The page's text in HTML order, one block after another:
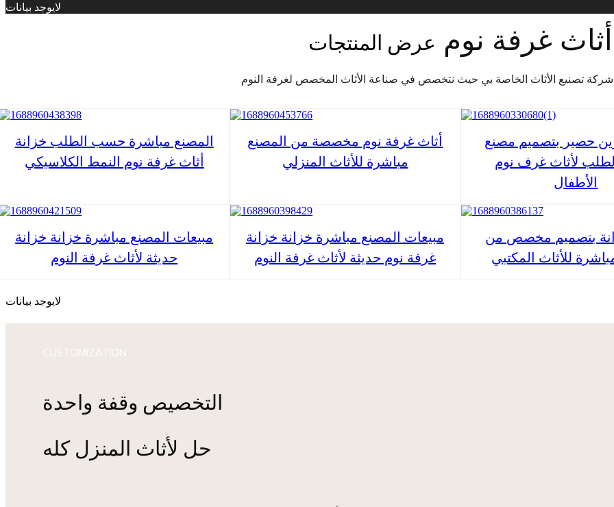
لايوجد بيانات
أثاث غرفة نوم عرض المنتجات
المصنع مباشرة حسب الطلب خزانة
أثاث غرفة نوم النمط الكلاسيكي
أثاث غرفة نوم مخصصة من المصنع
مباشرة للأثاث المنزلي
حصير بتصميم مصنع
لأثاث غرف نوم
الأطفال
مبيعات المصنع مباشرة خزانة خزانة
حديثة لأثاث غرفة النوم
مبيعات المصنع مباشرة خزانة خزانة
غرفة نوم حديثة لأثاث غرفة النوم
بتصميم مخصص من
للأثاث المكتبي
لايوجد بيانات
CUSTOMIZATION
التخصيص وقفة واحدة
حل لأثاث المنزل كله